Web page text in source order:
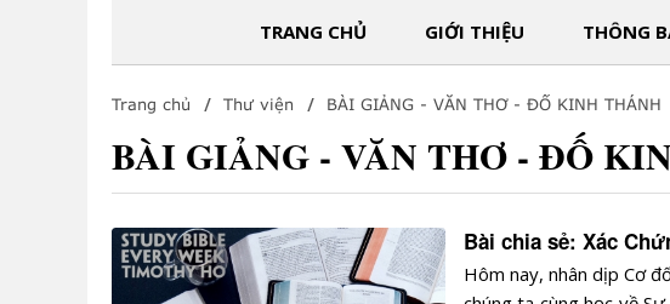
TRANG CHỦ GIỚI THIỆU THÔNG
Trang chủ Thư viện BÀI GIẢNG - VĂN THƠ - ĐỐ KINH THÁNH
BÀI GIẢNG - VĂN THƠ - ĐỐ
Bài chia sẻ: Xác
Hôm nay, nhân dịp Cơ